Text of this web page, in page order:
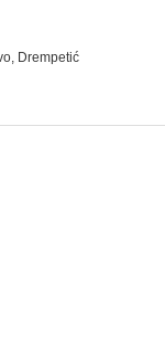
, Drempetić